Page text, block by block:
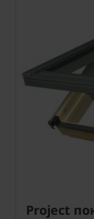
Project